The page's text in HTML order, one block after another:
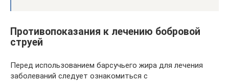
Противопоказания к лечению бобровой
струей
Перед использованием барсучьего жира для лечения
заболеваний следует ознакомиться с